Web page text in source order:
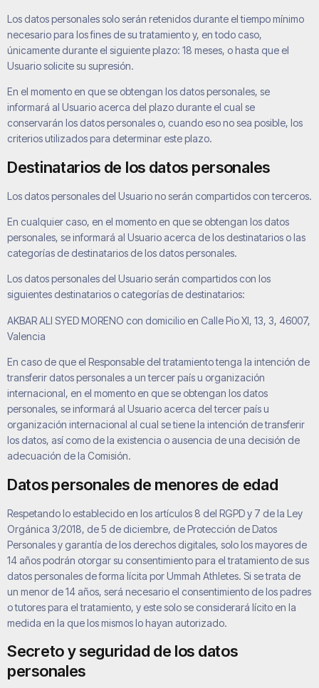
Los datos personales solo serán retenidos durante el tiempo mínimo
necesario para los fines de su tratamiento y, en todo caso,
únicamente durante el siguiente plazo: 18 meses, o hasta que el
Usuario solicite su supresión.
En el momento en que se obtengan los datos personales, se
informará al Usuario acerca del plazo durante el cual se
conservarán los datos personales o, cuando eso no sea posible, los
criterios utilizados para determinar este plazo.
Destinatarios de los datos personales
Los datos personales del Usuario no serán compartidos con terceros.
En cualquier caso, en el momento en que se obtengan los datos
personales, se informará al Usuario acerca de los destinatarios o las
categorías de destinatarios de los datos personales.
Los datos personales del Usuario serán compartidos con los
siguientes destinatarios o categorías de destinatarios:
AKBAR ALI SYED MORENO con domicilio en Calle Pio XI, 13, 3, 46007,
Valencia
En caso de que el Responsable del tratamiento tenga la intención de
transferir datos personales a un tercer país u organización
internacional, en el momento en que se obtengan los datos
personales, se informará al Usuario acerca del tercer país u
organización internacional al cual se tiene la intención de transferir
los datos, así como de la existencia o ausencia de una decisión de
adecuación de la Comisión.
Datos personales de menores de edad
Respetando lo establecido en los artículos 8 del RGPD y 7 de la Ley
Orgánica 3/2018, de 5 de diciembre, de Protección de Datos
Personales y garantía de los derechos digitales, solo los mayores de
14 años podrán otorgar su consentimiento para el tratamiento de sus
datos personales de forma lícita porUmmah Athletes. Si se trata de
un menor de 14 años, será necesario el consentimiento de los padres
o tutores para el tratamiento, y este solo se considerará lícito en la
medida en la que los mismos lo hayan autorizado.
Secreto y seguridad de los datos
personales